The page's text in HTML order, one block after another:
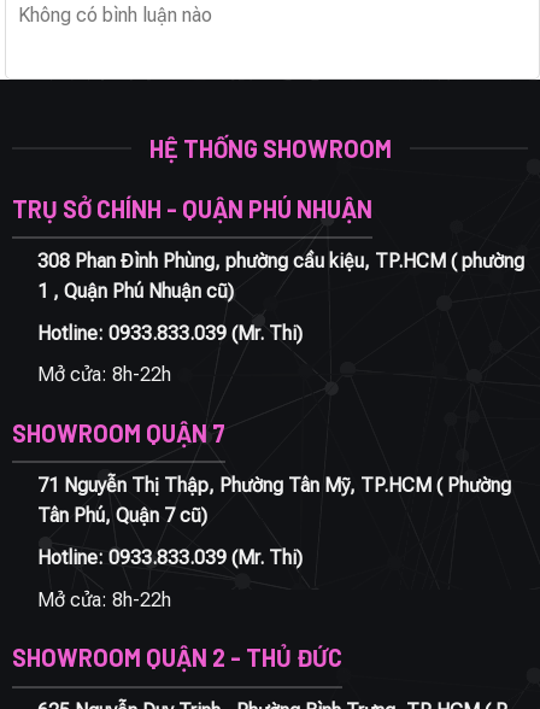
Không có bình luận nào
HỆ THỐNG SHOWROOM
TRỤ SỞ CHÍNH - QUẬN PHÚ NHUẬN
308 Phan Đình Phùng, phường cầu kiệu, TP.HCM ( phường
1 , Quận Phú Nhuận cũ)
Hotline: 0933.833.039(Mr. Thi)
Mở cửa: 8h-22h
SHOWROOM QUẬN 7
71 Nguyễn Thị Thập, Phường Tân Mỹ, TP.HCM ( Phường
Tân Phú, Quận 7 cũ)
Hotline: 0933.833.039(Mr. Thi)
Mở cửa: 8h-22h
SHOWROOM QUẬN 2 - THỦ ĐỨC